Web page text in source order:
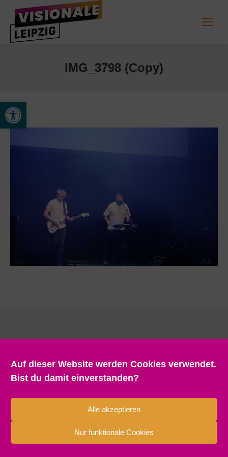
Werkzeugleiste öffnen
Auf dieser Website werden Cookies verwendet.
Bist du damit einverstanden?
Alle akzeptieren
Nur funktionale Cookies
IMG_3798 (Copy)